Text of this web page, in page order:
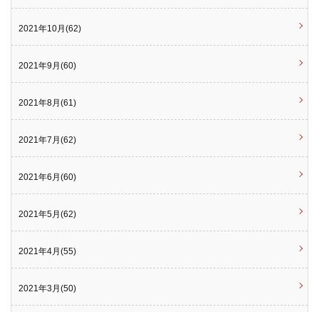
2021年10月(62)
2021年9月(60)
2021年8月(61)
2021年7月(62)
2021年6月(60)
2021年5月(62)
2021年4月(55)
2021年3月(50)